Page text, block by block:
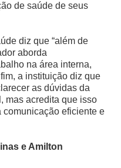
de saúde de seus
diz que “além de
aborda
na área interna,
a instituição diz que
as dúvidas da
mas acredita que isso
comunicação eficiente e
e Amilton